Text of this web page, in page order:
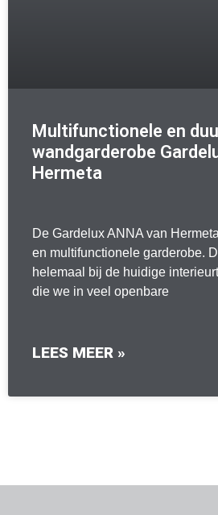
Multifunctionele en
wandgarderobe
Hermeta
De Gardelux ANNA van
en multifunctionele garderobe.
helemaal bij de huidige
die we in veel openbare
LEES MEER »